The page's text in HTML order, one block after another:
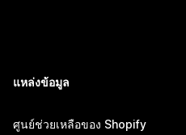
แหล่งข้อมูล
ศูนย์ช่วยเหลือของ Shopify